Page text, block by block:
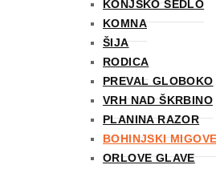
KONJSKO SEDLO
KOMNA
ŠIJA
RODICA
PREVAL GLOBOKO
VRH NAD ŠKRBINO
PLANINA RAZOR
BOHINJSKI
ORLOVE GLAVE